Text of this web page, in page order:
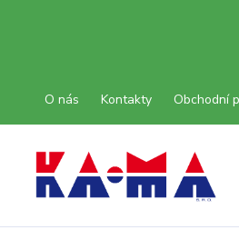
O nás Kontakty Obchodní